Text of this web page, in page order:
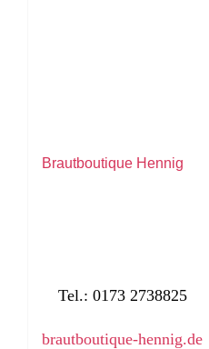
Brautboutique Hennig
Tel.: 0173 2738825
brautboutique-hennig.de